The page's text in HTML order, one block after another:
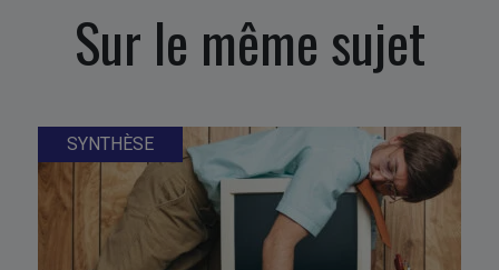
Sur le même sujet
SYNTHÈSE